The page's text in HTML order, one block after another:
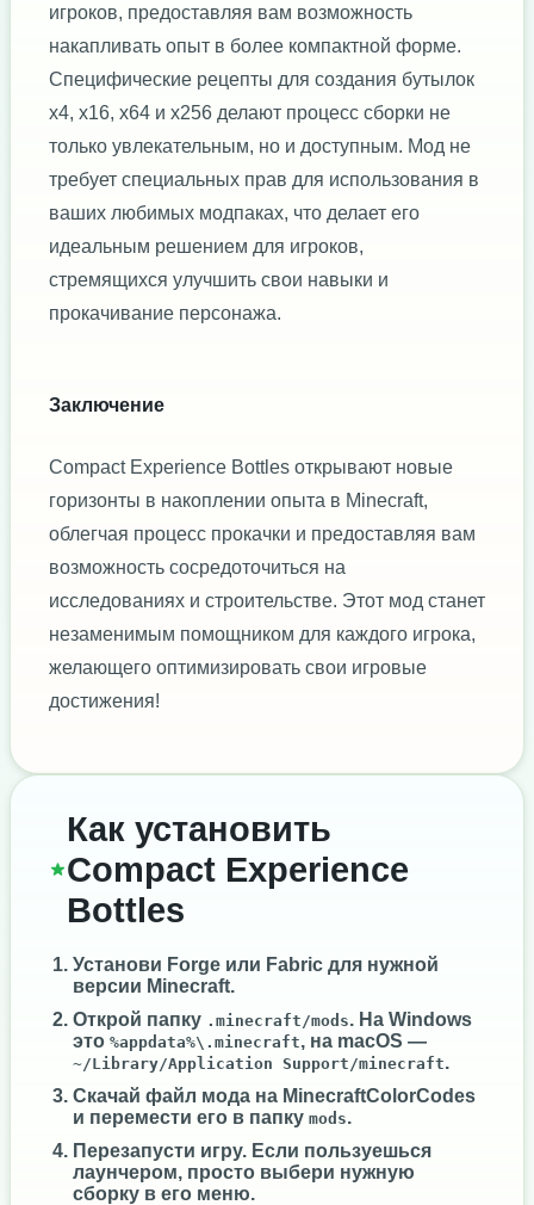
игроков, предоставляя вам возможность
накапливать опыт в более компактной форме.
Специфические рецепты для создания бутылок
x4, x16, x64 и x256 делают процесс сборки не
только увлекательным, но и доступным. Мод не
требует специальных прав для использования в
ваших любимых модпаках, что делает его
идеальным решением для игроков,
стремящихся улучшить свои навыки и
прокачивание персонажа.
Заключение
Compact Experience Bottles открывают новые
горизонты в накоплении опыта в Minecraft,
облегчая процесс прокачки и предоставляя вам
возможность сосредоточиться на
исследованиях и строительстве. Этот мод станет
незаменимым помощником для каждого игрока,
желающего оптимизировать свои игровые
достижения!
Как установить
Compact Experience
Bottles
Установи Forge или Fabric для нужной
версии Minecraft.
Открой папку .minecraft/mods. На Windows
это %appdata%\.minecraft, на macOS —
~/Library/Application Support/minecraft.
Скачай файл мода на MinecraftColorCodes
и перемести его в папку mods.
Перезапусти игру. Если пользуешься
лаунчером, просто выбери нужную
сборку в его меню.